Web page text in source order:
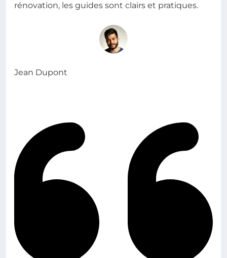
rénovation, les guides sont clairs et pratiques.
Jean Dupont